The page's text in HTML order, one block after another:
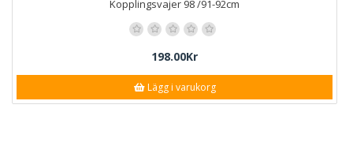
Kopplingsvajer 98 /91-92cm
198.00Kr
Lägg i varukorg